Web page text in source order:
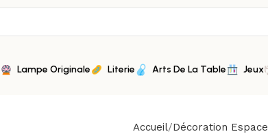
Lampe Originale Literie Arts De La Table Jeux
Accueil Décoration Espace